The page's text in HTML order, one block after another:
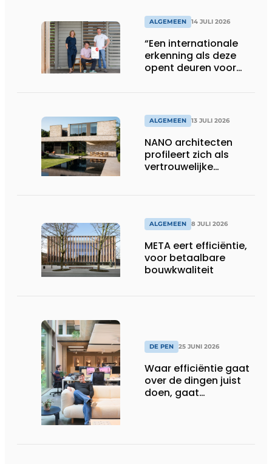
ALGEMEEN 14 JULI 2026
“Een internationale
erkenning als deze
opent deuren voor
ALGEMEEN 13 JULI 2026
NANO architecten
profileert zich als
vertrouwelijke
ALGEMEEN 8 JULI 2026
META eert efficiëntie,
voor betaalbare
bouwkwaliteit
DE PEN 25 JUNI 2026
Waar efficiëntie gaat
over de dingen juist
doen, gaat